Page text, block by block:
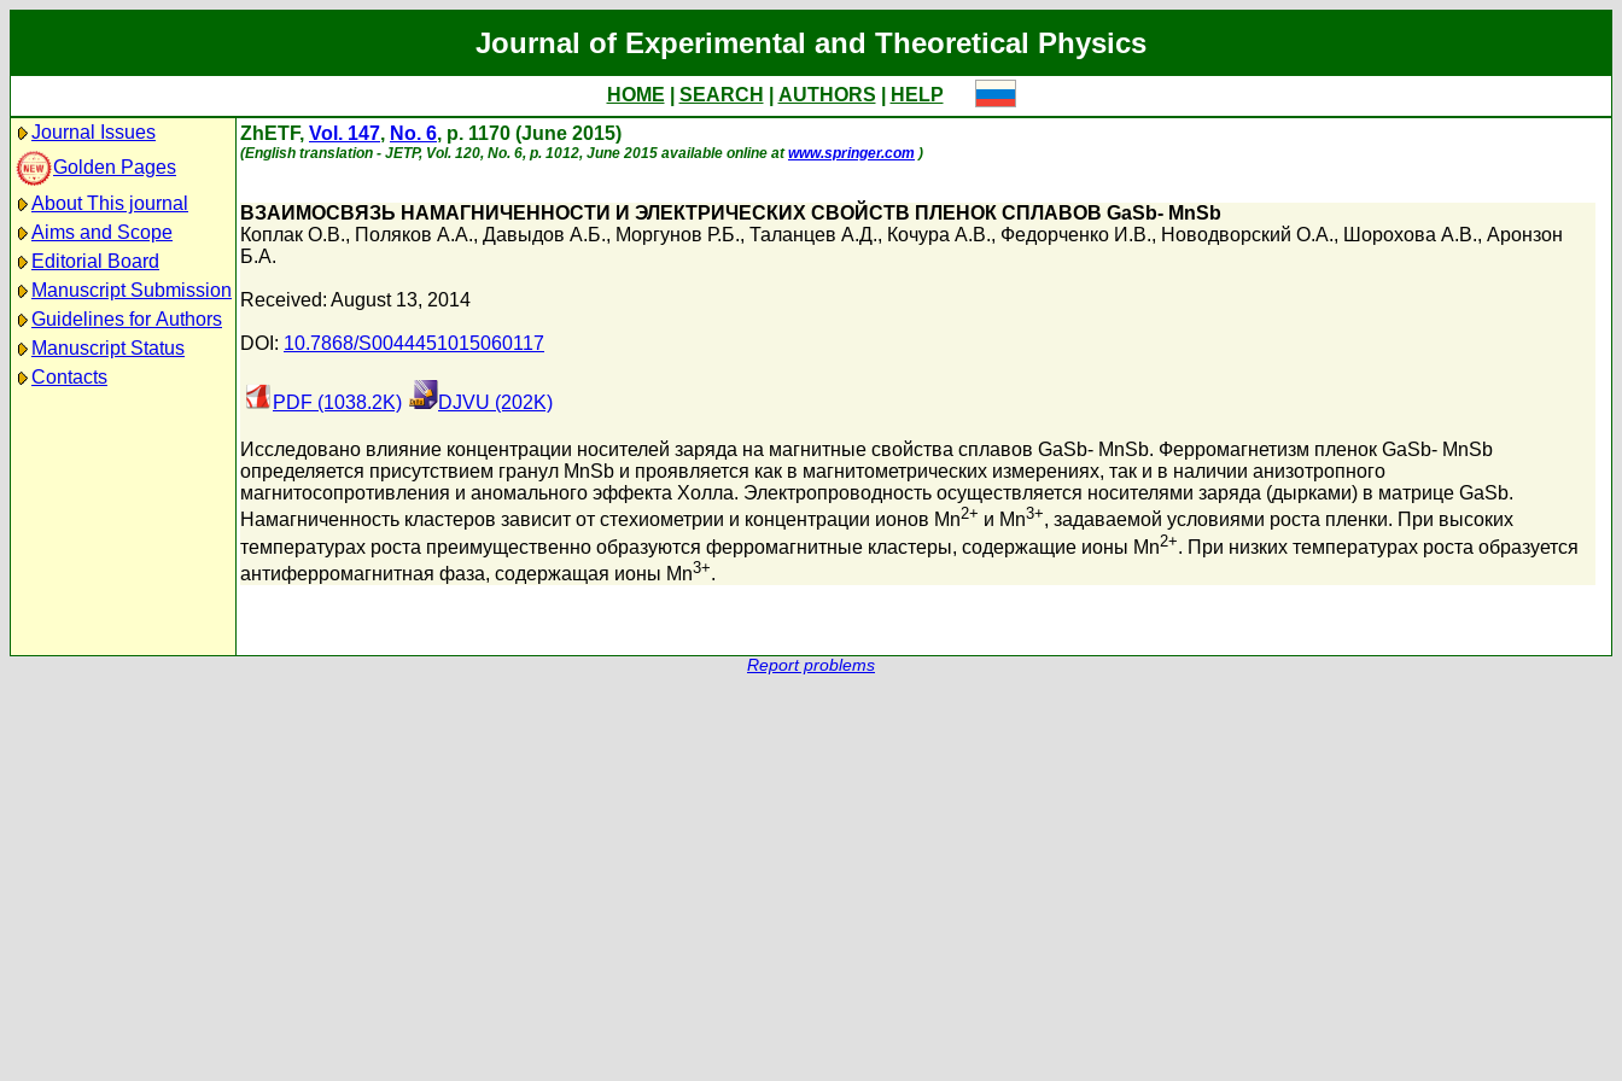
Journal of Experimental and Theoretical Physics
HOME SEARCH AUTHORS
HELP
Journal Issues
Golden Pages
About This journal
Aims and Scope
Editorial Board
Manuscript Submission
Guidelines for Authors
Manuscript Status
Contacts
ZhETF, Vol. 147, No. 6, p. 1170 (June 2015)
(English translation - JETP, Vol. 120, No. 6, p. 1012, June 2015 available online atwww.springer.com )
ВЗАИМОСВЯЗЬ НАМАГНИЧЕННОСТИ И ЭЛЕКТРИЧЕСКИХ СВОЙСТВ ПЛЕНОК СПЛАВОВ GaSb- MnSb
Коплак О.В., Поляков А.А., Давыдов А.Б., Моргунов Р.Б., Таланцев А.Д., Кочура А.В., Федорченко И.В., Новодворский О.А., Шорохова А.В., Аронзон
Б.А.
Received: August 13, 2014
DOI: 10.7868/S0044451015060117
PDF (1038.2K) DJVU (202K)
Исследовано влияние концентрации носителей заряда на магнитные свойства сплавов GaSb- MnSb. Ферромагнетизм пленок GaSb- MnSb
определяется присутствием гранул MnSb и проявляется как в магнитометрических измерениях, так и в наличии анизотропного
магнитосопротивления и аномального эффекта Холла. Электропроводность осуществляется носителями заряда (дырками) в матрице GaSb.
Намагниченность кластеров зависит от стехиометрии и концентрации ионов Mn2+ и Mn3+, задаваемой условиями роста пленки. При высоких
температурах роста преимущественно образуются ферромагнитные кластеры, содержащие ионы Mn2+. При низких температурах роста образуется
антиферромагнитная фаза, содержащая ионы Mn3+.
Report problems